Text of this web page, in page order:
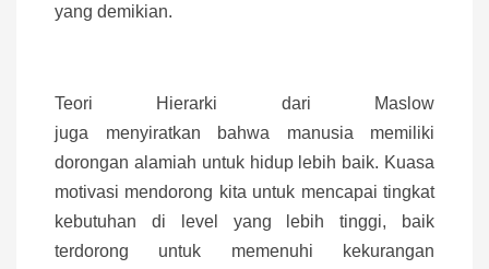
yang demikian.
Teori Hierarki dari Maslow
juga menyiratkan bahwa manusia memiliki
dorongan alamiah untuk hidup lebih baik. Kuasa
motivasi mendorong kita untuk mencapai tingkat
kebutuhan di level yang lebih tinggi, baik
terdorong untuk memenuhi kekurangan